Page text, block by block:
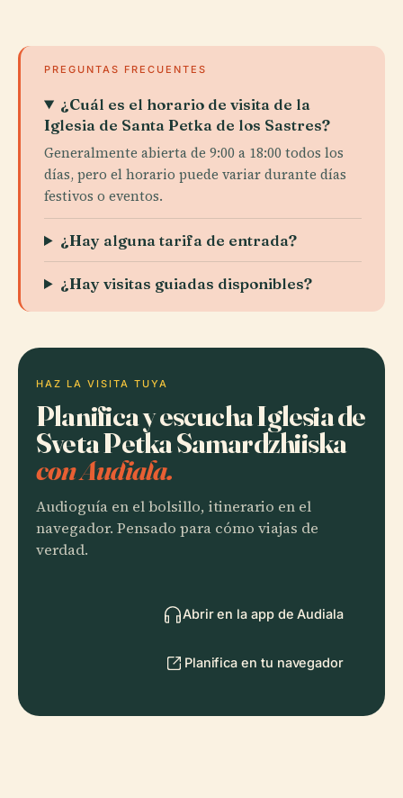
PREGUNTAS FRECUENTES
¿Cuál es el horario de visita de la
Iglesia de Santa Petka de los Sastres?
Generalmente abierta de 9:00 a 18:00 todos los
días, pero el horario puede variar durante días
festivos o eventos.
¿Hay alguna tarifa de entrada?
¿Hay visitas guiadas disponibles?
HAZ LA VISITA TUYA
Planifica y escucha Iglesia de
Sveta Petka Samardzhiiska
con Audiala.
Audioguía en el bolsillo, itinerario en el
navegador. Pensado para cómo viajas de
verdad.
Abrir en la app de Audiala
Planifica en tu navegador